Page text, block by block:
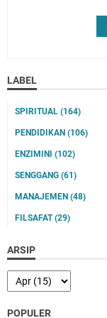
LABEL
SPIRITUAL (164)
PENDIDIKAN (106)
ENZIMINI (102)
SENGGANG (61)
MANAJEMEN (48)
FILSAFAT(29)
ARSIP
POPULER